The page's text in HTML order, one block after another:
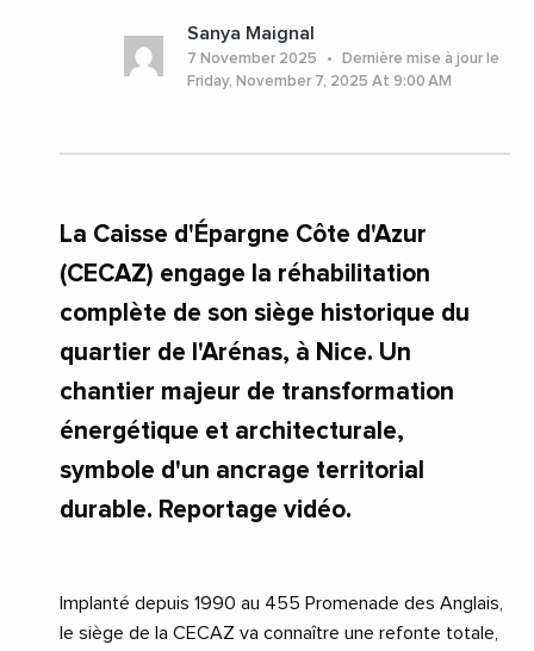
#VieDesEntreprises
#AlpesMaritimes
#ProvenceAlpesCoteDAzur
Sanya Maignal
7 November 2025
Dernière mise à jour le
Friday, November 7, 2025 At 9:00 AM
La Caisse d'Épargne Côte d'Azur
(CECAZ) engage la réhabilitation
complète de son siège historique du
quartier de l'Arénas, à Nice. Un
chantier majeur de transformation
énergétique et architecturale,
symbole d'un ancrage territorial
durable. Reportage vidéo.
Implanté depuis 1990 au 455 Promenade des Anglais,
le siège de la CECAZ va connaître une refonte totale,